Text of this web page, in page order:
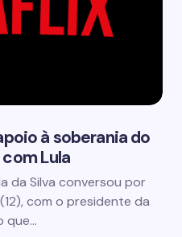
à soberania do
Lula
da Silva conversou por
com o presidente da
que…